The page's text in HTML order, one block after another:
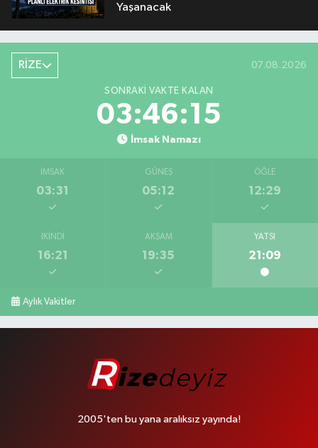
Yaşanacak
RİZE 07.08.2026
SONRAKI VAKTE KALAN
03:46:14
İmsak Namazı
İMSAK
03:31
GÜNEŞ
05:12
ÖĞLE
12:29
İKINDI
16:21
AKŞAM
19:35
YATSI
21:09
Aylık Vakitler
2005'ten bu yana aralıksız yayında!